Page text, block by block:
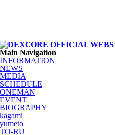
Main Navigation
INFORMATION
NEWS
MEDIA
SCHEDULE
ONEMAN
EVENT
BIOGRAPHY
kagami
yumeto
TO-RU